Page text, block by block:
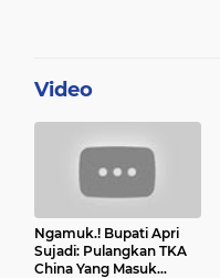
Video
Ngamuk.! Bupati Apri
Sujadi: Pulangkan TKA
China Yang Masuk